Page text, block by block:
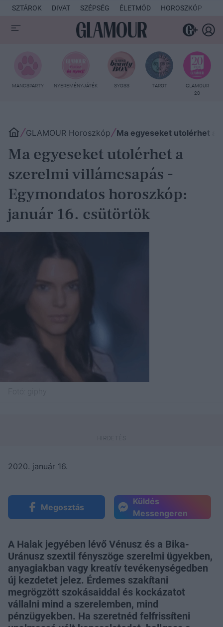
SZTÁROK DIVAT SZÉPSÉG ÉLETMÓD HOROSZKÓP
MANCSPARTY NYEREMÉNYJÁTÉK SYOSS TAROT
GLAMOUR
20
GLAMOUR Horoszkóp Ma egyeseket utolérhet a
Ma egyeseket utolérhet a
szerelmi villámcsapás -
Egymondatos horoszkóp:
január 16. csütörtök
2020. január 16.
Megosztás
Küldés
Messengeren
A Halak jegyében lévő Vénusz és a Bika-
Uránusz szextil fényszöge szerelmi ügyekben,
anyagiakban vagy kreatív tevékenységedben
új kezdetet jelez. Érdemes szakítani
megrögzött szokásaiddal és kockázatot
vállalni mind a szerelemben, mind
pénzügyekben. Ha szeretnéd felfrissíteni